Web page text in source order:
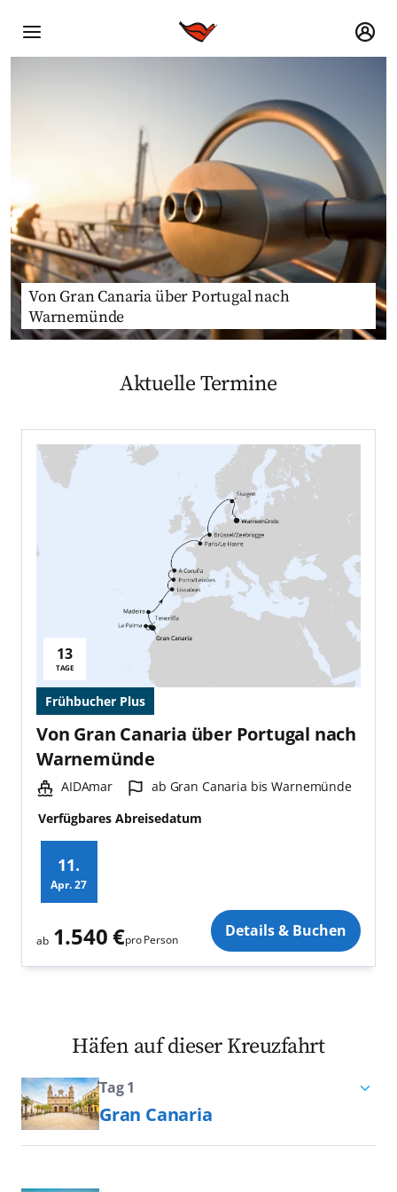
Von Gran Canaria über Portugal nach
Warnemünde
Aktuelle Termine
Frühbucher Plus
Von Gran Canaria über Portugal nach
Warnemünde
Schiff:
AIDAmar Hafen:
ab Gran Canaria bis Warnemünde
Verfügbares Abreisedatum
11.
Apr. 27
Reisedauer:
13
TAGE
ab 1.540 €pro Person Details & Buchen
Häfen auf dieser Kreuzfahrt
Tag 1
Gran Canaria
Bei einer Kreuzfahrt durch den